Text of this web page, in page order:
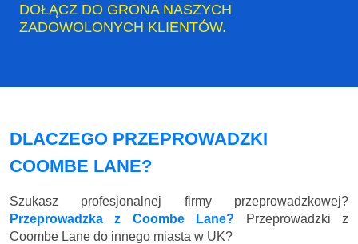
DOŁĄCZ DO GRONA NASZYCH
ZADOWOLONYCH KLIENTÓW.
DLACZEGO PRZEPROWADZKI
COOMBE LANE?
Szukasz profesjonalnej firmy przeprowadzkowej?
Przeprowadzka z Coombe Lane? Przeprowadzki z
Coombe Lane do innego miasta w UK?